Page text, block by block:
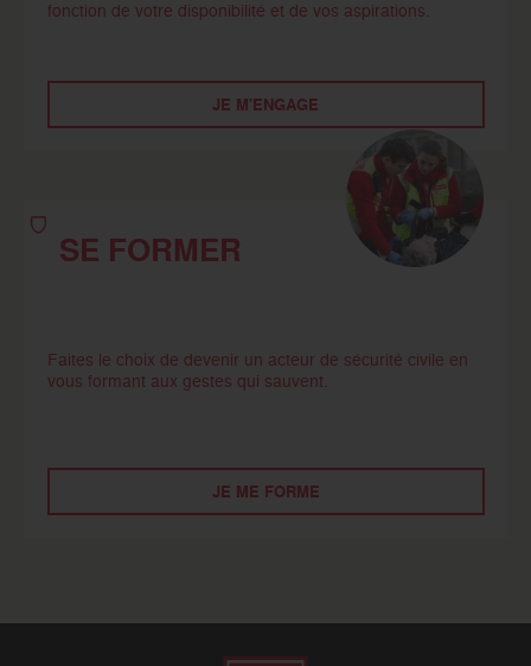
fonction de votre disponibilité et de vos aspirations.
JE M'ENGAGE
SE FORMER
Faites le choix de devenir un acteur de sécurité civile en
vous formant aux gestes qui sauvent.
JE ME FORME